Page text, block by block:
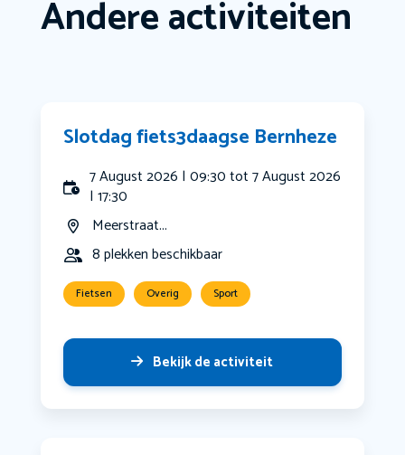
Andere activiteiten
Slotdag fiets3daagse Bernheze
7 August 2026 | 09:30 tot 7 August 2026
| 17:30
Meerstraat...
8 plekken beschikbaar
Fietsen Overig Sport
Bekijk de activiteit